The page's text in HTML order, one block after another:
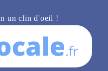
un clin d'oeil !